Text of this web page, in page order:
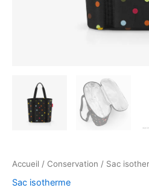
Accueil / Conservation / Sac
Sac isotherme